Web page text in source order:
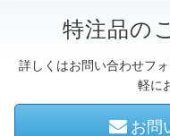
特注品の
詳しくはお問い合わせフ
軽に
お問